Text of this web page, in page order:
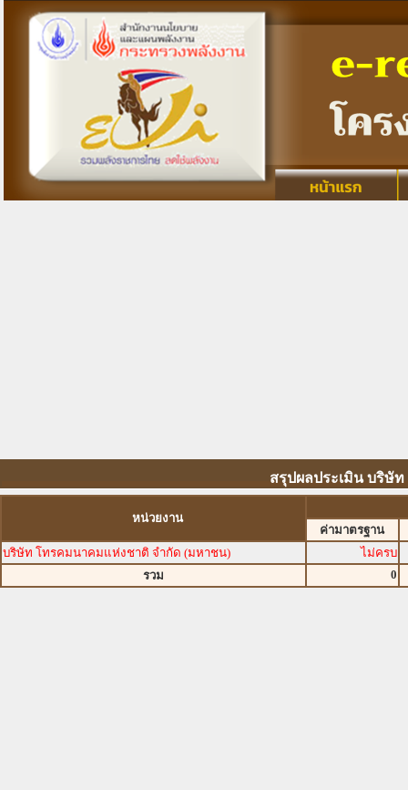
สรุปผลประเมิน บริษั
หน่วยงาน
ค่ามาตรฐาน
บริษัท โทรคมนาคมแห่งชาติ จำกัด (มหาชน)
ไม่ครบ
รวม
0